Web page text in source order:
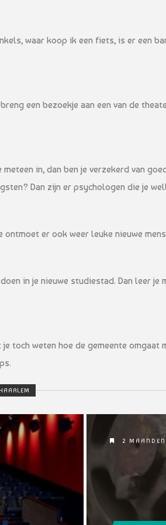
waar koop ik een fiets, is er een
een bezoekje aan een van de
in, dan ben je verzekerd van
Dan zijn er psychologen die je
er ook weer leuke nieuwe
in je nieuwe studiestad. Dan leer je
toch weten hoe de gemeente omgaat
2 MAANDEN